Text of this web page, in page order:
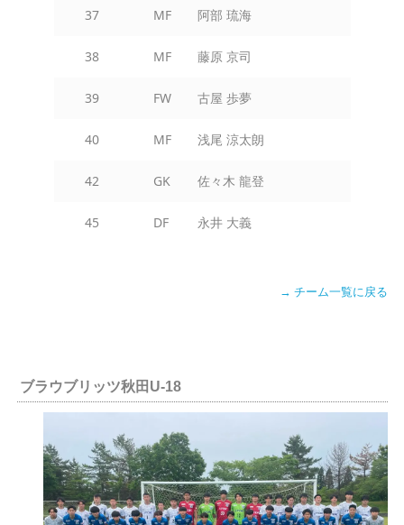
37 MF 阿部 琉海
38 MF 藤原 京司
39 FW 古屋 歩夢
40 MF 浅尾 涼太朗
42 GK 佐々木 龍登
45 DF 永井 大義
→ チーム一覧に戻る
ブラウブリッツ秋田U-18